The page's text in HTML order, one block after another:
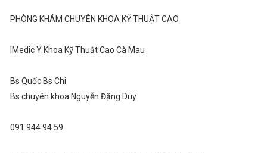
PHÒNG KHÁM CHUYÊN KHOA KỸ THUẬT CAO
IMedic Y Khoa Kỹ Thuật Cao Cà Mau
Bs Quốc Bs Chi
Bs chuyên khoa Nguyễn Đặng Duy
091 944 94 59